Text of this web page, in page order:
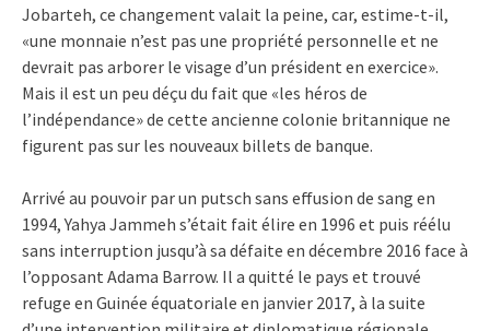
Jobarteh, ce changement valait la peine, car, estime-t-il,
«une monnaie n’est pas une propriété personnelle et ne
devrait pas arborer le visage d’un président en exercice».
Mais il est un peu déçu du fait que «les héros de
l’indépendance» de cette ancienne colonie britannique ne
figurent pas sur les nouveaux billets de banque.
Arrivé au pouvoir par un putsch sans effusion de sang en
1994, Yahya Jammeh s’était fait élire en 1996 et puis réélu
sans interruption jusqu’à sa défaite en décembre 2016 face à
l’opposant Adama Barrow. Il a quitté le pays et trouvé
refuge en Guinée équatoriale en janvier 2017, à la suite